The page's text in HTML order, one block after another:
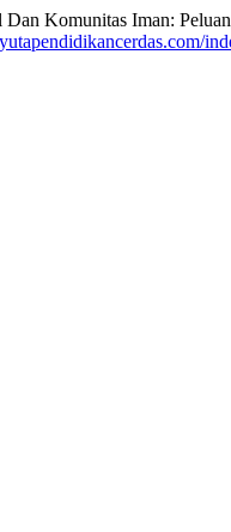
Komunitas Iman: